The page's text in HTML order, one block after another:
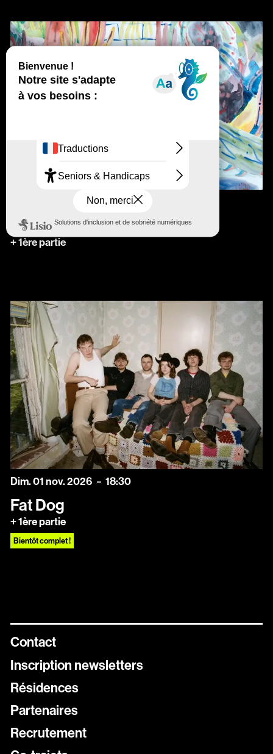
2026 20:30
The Notwist
+ 1ère partie
dimanche
Dim.01novembre
nov.2026 18:30
Fat Dog
+ 1ère partie
Bientôt complet !
Contact
Inscription newsletters
Résidences
Partenaires
Recrutement
Inscrivez vous aux différentes newsletters de Stereolux